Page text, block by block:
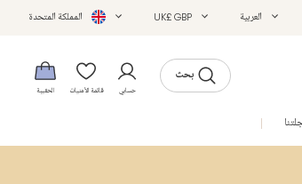
العربية UK£ GBP المملكة المتحدة
بحث
حسابي قائمة الأمنيات الحقيبة